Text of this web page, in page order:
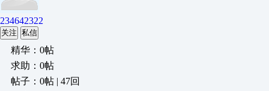
234642322
关注 私信
精华：0帖
求助：0帖
帖子：0帖 | 47回